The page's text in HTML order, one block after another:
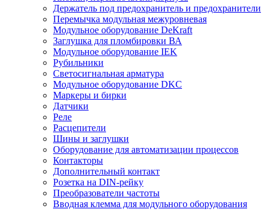
Держатель под предохранитель и предохранители
Перемычка модульная межуровневая
Модульное оборудование DeKraft
Заглушка для пломбировки ВА
Модульное оборудование IEK
Рубильники
Светосигнальная арматура
Модульное оборудование DKC
Маркеры и бирки
Датчики
Реле
Расцепители
Шины и заглушки
Оборудование для автоматизации процессов
Контакторы
Дополнительный контакт
Розетка на DIN-рейку
Преобразователи частоты
Вводная клемма для модульного оборудования